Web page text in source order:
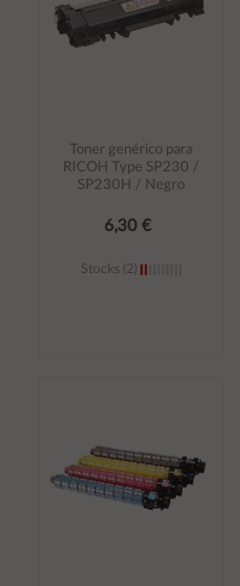
Toner genérico para
RICOH Type SP230 /
SP230H / Negro
6,30 €
Stocks (2)